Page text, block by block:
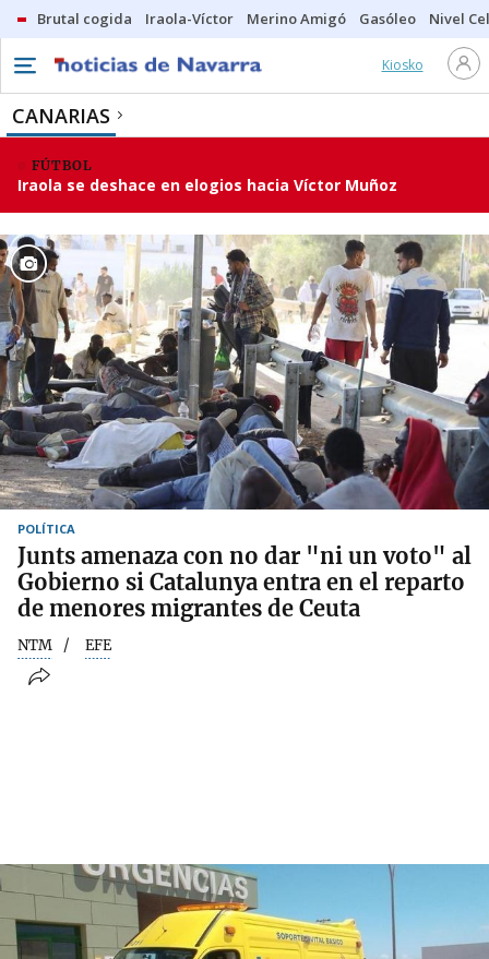
Brutal cogida Iraola-Víctor Merino Amigó Gasóleo Nivel
Kiosko
CANARIAS
FÚTBOL
Iraola se deshace en elogios hacia Víctor Muñoz
POLÍTICA
Junts amenaza con no dar "ni un voto" al
Gobierno si Catalunya entra en el reparto
de menores migrantes de Ceuta
NTM EFE